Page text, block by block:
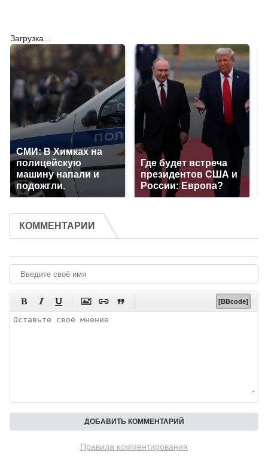
Загрузка...
СМИ: В Химках на
полицейскую
машину напали и
подожгли.
Где будет встреча
президентов США и
России: Европа?
КОММЕНТАРИИ
      [BBcode]
Правила комментирования